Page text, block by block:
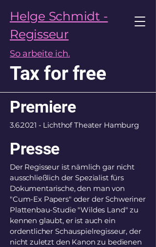
Helge Schmidt -
Regisseur
So arbeite ich.
Tax for free
Premiere
3.6.2021 - Lichthof Theater Hamburg
Presse
Der Regisseur ist nämlich gar nicht
ausschließlich der Spezialist fürs
Dokumentarische, den man von
"Cum-Ex Papers" oder der Schweriner
Plattenbau-Studie "Wildes Land" zu
kennen glaubt, er ist auch ein
ordentlicher Schauspielregisseur, der
nicht zuletzt den Kanon zu bedienen